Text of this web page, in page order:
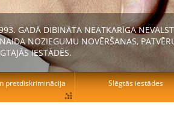
GADĀ DIBINĀTA NEATKARĪGA
NOZIEGUMU NOVĒRŠANAS,
IESTĀDĒS.
pretdiskriminācija Slēgtās iestādes